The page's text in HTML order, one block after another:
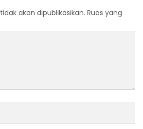
akan dipublikasikan. Ruas yang